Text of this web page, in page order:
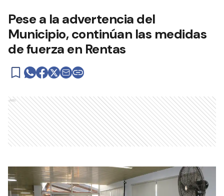
Pese a la advertencia del
Municipio, continúan las medidas
de fuerza en Rentas
Ads